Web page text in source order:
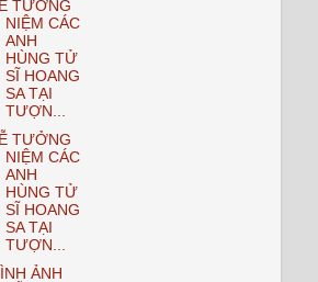
TƯỞNG
NIỆM CÁC
ANH
HÙNG TỬ
SĨ HOANG
SA TẠI
TƯỢN...
TƯỞNG
NIỆM CÁC
ANH
HÙNG TỬ
SĨ HOANG
SA TẠI
TƯỢN...
ẢNH